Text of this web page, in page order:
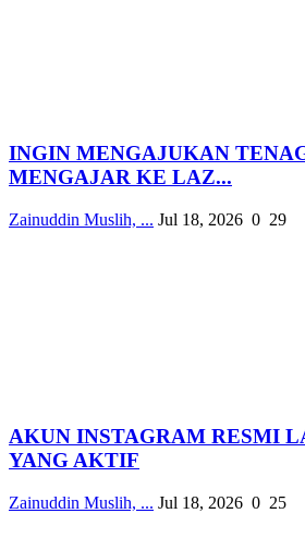
INGIN MENGAJUKAN
MENGAJAR KE LAZ...
Zainuddin Muslih, ... Jul 18, 2026 0 29
AKUN INSTAGRAM RESMI
YANG AKTIF
Zainuddin Muslih, ... Jul 18, 2026 0 25